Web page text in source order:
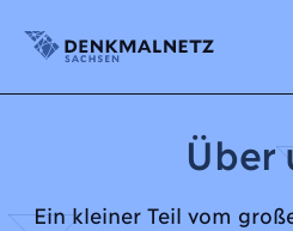
Denkmalnetz Sachsen
Über
Ein kleiner Teil vom